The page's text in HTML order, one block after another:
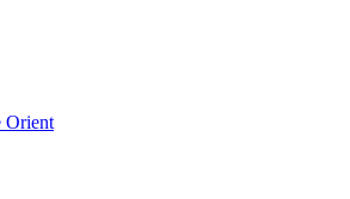
Orient